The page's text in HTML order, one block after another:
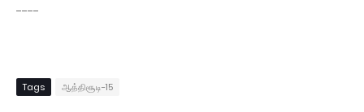
----
Tags ஆத்திசூடி-15